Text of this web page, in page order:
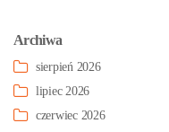
Archiwa
sierpień 2026
lipiec 2026
czerwiec 2026